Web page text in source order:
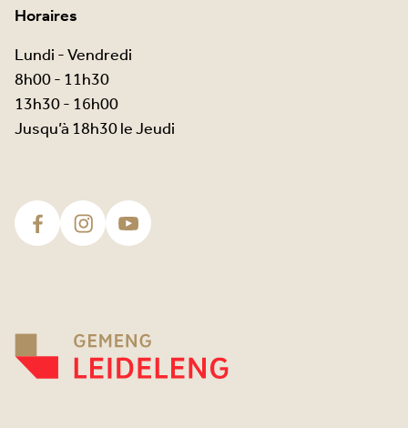
Horaires
Lundi - Vendredi
8h00 - 11h30
13h30 - 16h00
Jusqu’à 18h30 le Jeudi